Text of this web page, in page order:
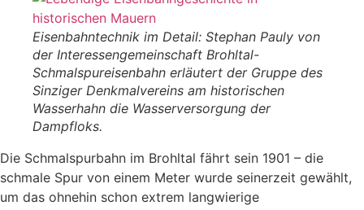
Eisenbahntechnik im Detail: Stephan Pauly von
der Interessengemeinschaft Brohltal-
Schmalspureisenbahn erläutert der Gruppe des
Sinziger Denkmalvereins am historischen
Wasserhahn die Wasserversorgung der
Dampfloks.
Die Schmalspurbahn im Brohltal fährt sein 1901 – die
schmale Spur von einem Meter wurde seinerzeit gewählt,
um das ohnehin schon extrem langwierige